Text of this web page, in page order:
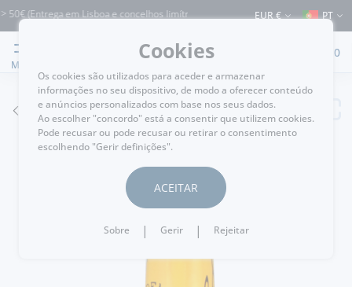
(Entrega em Lisboa e concelhos limítrofes) ⚠️ Envios para Portugal e para o
EUR € PT
MENU
0
VOLTAR
Cookies
Os cookies são utilizados para aceder e armazenar
informações no seu dispositivo, de modo a oferecer conteúdo
e anúncios personalizados com base nos seus dados.
Ao escolher "concordo" está a consentir que utilizem cookies.
Pode recusar ou pode recusar ou retirar o consentimento
escolhendo "Gerir definições".
ACEITAR
Sobre | Gerir | Rejeitar